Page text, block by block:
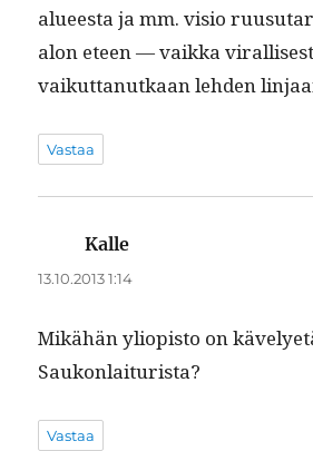
alueesta ja mm. visio
alon eteen — vaik­ka
vaikut­tanutkaan lehden
Vastaa
Kalle
13.10.2013 1:14
Mikähän yliopis­to on
Saukonlaiturista?
Vastaa